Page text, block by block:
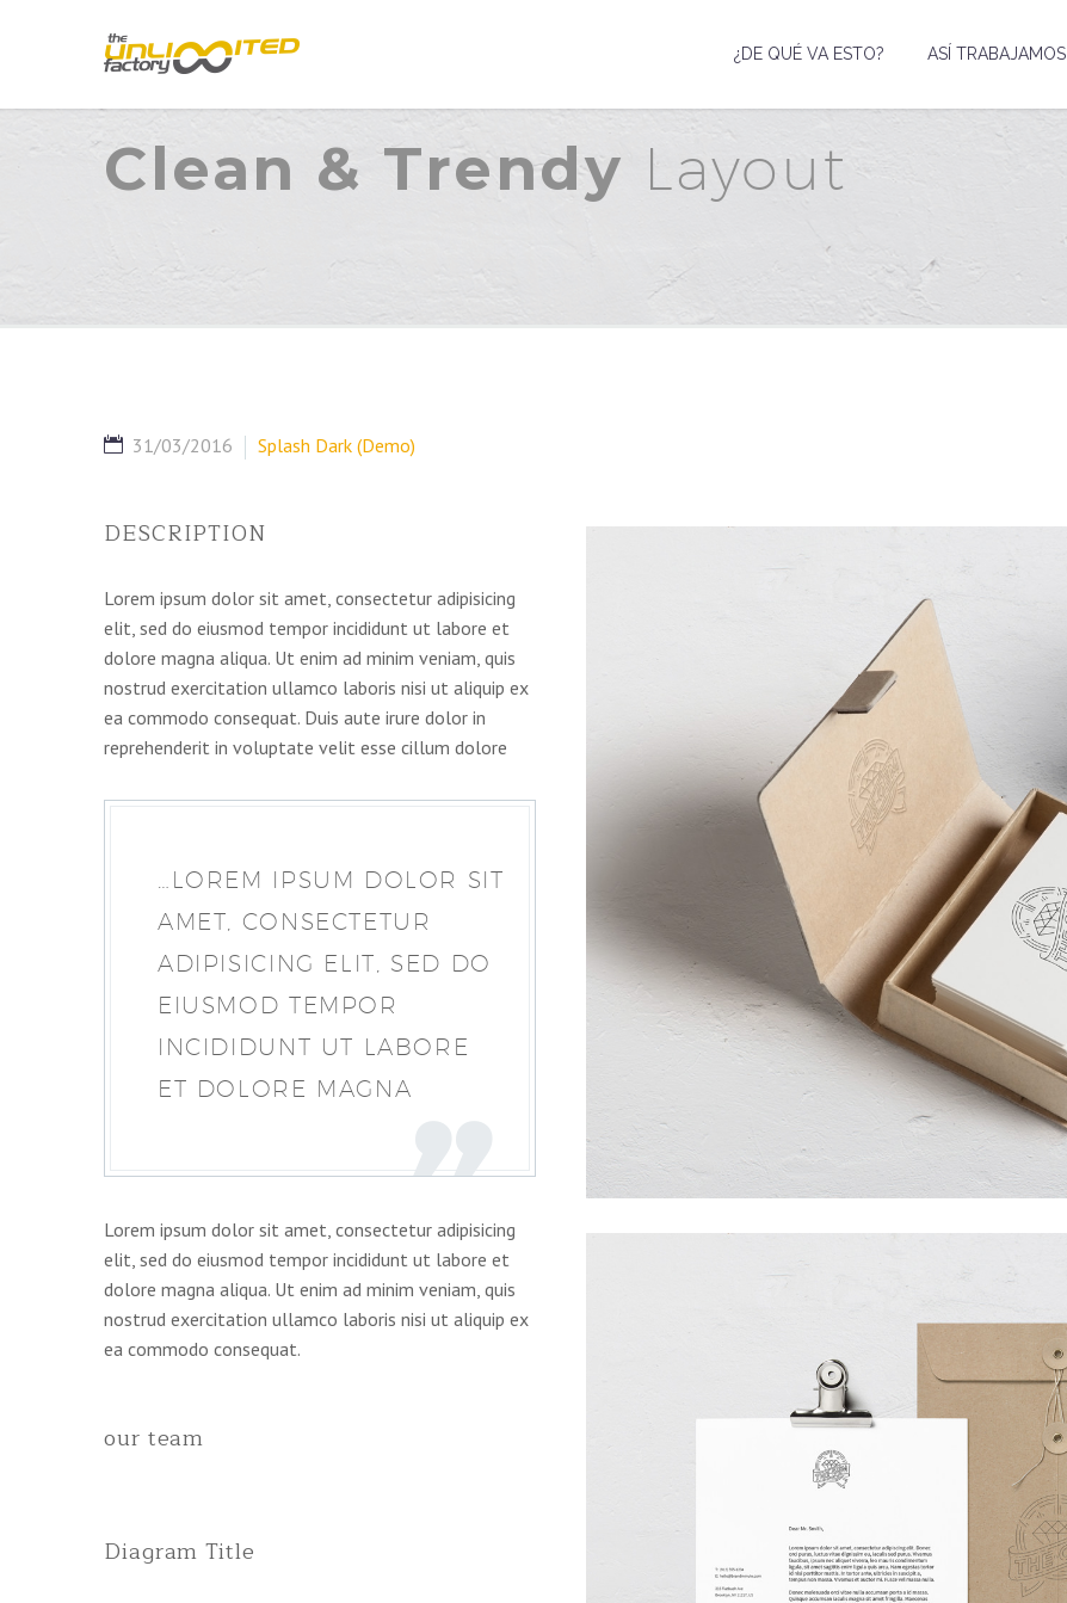
¿DE QUÉ VA ESTO? ASÍ TRABAJAMOS
Clean & Trendy Layout
31/03/2016 Splash Dark (Demo)
DESCRIPTION
Lorem ipsum dolor sit amet, consectetur adipisicing
elit, sed do eiusmod tempor incididunt ut labore et
dolore magna aliqua. Ut enim ad minim veniam, quis
nostrud exercitation ullamco laboris nisi ut aliquip ex
ea commodo consequat. Duis aute irure dolor in
reprehenderit in voluptate velit esse cillum dolore
…LOREM IPSUM DOLOR SIT
AMET, CONSECTETUR
ADIPISICING ELIT, SED DO
EIUSMOD TEMPOR
INCIDIDUNT UT LABORE
ET DOLORE MAGNA
Lorem ipsum dolor sit amet, consectetur adipisicing
elit, sed do eiusmod tempor incididunt ut labore et
dolore magna aliqua. Ut enim ad minim veniam, quis
nostrud exercitation ullamco laboris nisi ut aliquip ex
ea commodo consequat.
our team
Diagram Title